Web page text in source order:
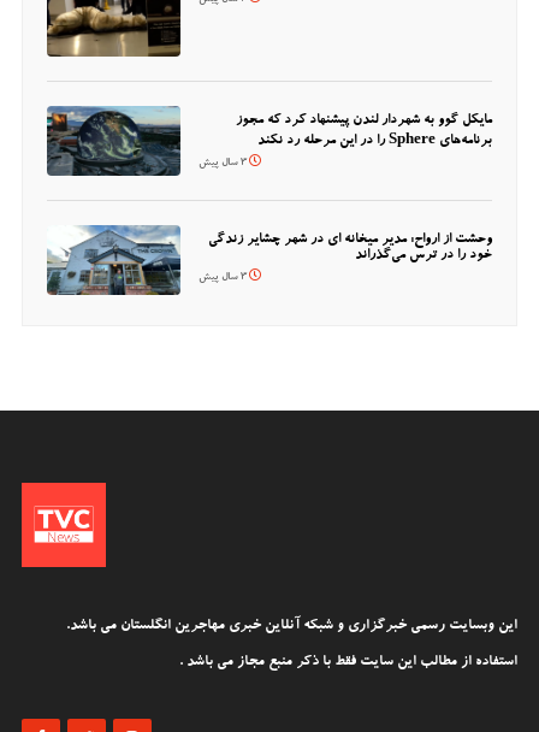
مایکل گوو به شهردار لندن پیشنهاد کرد که مجوز
برنامه‌های Sphere را در این مرحله رد نکند
3 سال پیش
وحشت از ارواح: مدیر میخانه ای در شهر چشایر زندگی
خود را در ترس می‌گذراند
3 سال پیش
این وبسایت رسمی خبرگزاری و شبکه آنلاین خبری مهاجرین انگلستان می باشد.
استفاده از مطالب این سایت فقط با ذکر منبع مجاز می باشد .